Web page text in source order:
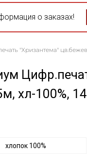
о заказах!
"Хризантема"
хл-100%,
хлопок 100%